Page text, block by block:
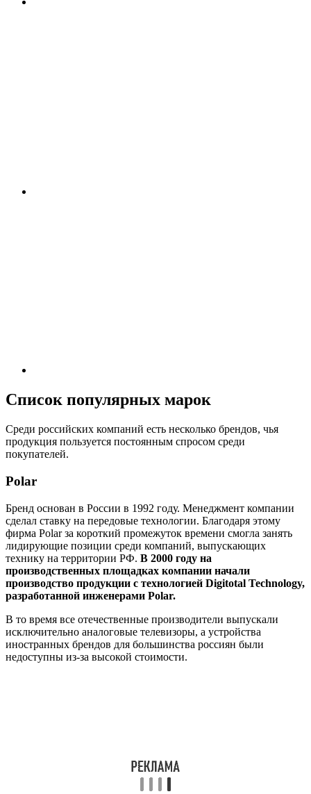
Список популярных марок
Среди российских компаний есть несколько брендов, чья
продукция пользуется постоянным спросом среди
покупателей.
Polar
Бренд основан в России в 1992 году. Менеджмент компании
сделал ставку на передовые технологии. Благодаря этому
фирма Polar за короткий промежуток времени смогла занять
лидирующие позиции среди компаний, выпускающих
технику на территории РФ. В 2000 году на
производственных площадках компании начали
производство продукции с технологией Digitotal Technology,
разработанной инженерами Polar.
В то время все отечественные производители выпускали
исключительно аналоговые телевизоры, а устройства
иностранных брендов для большинства россиян были
недоступны из-за высокой стоимости.